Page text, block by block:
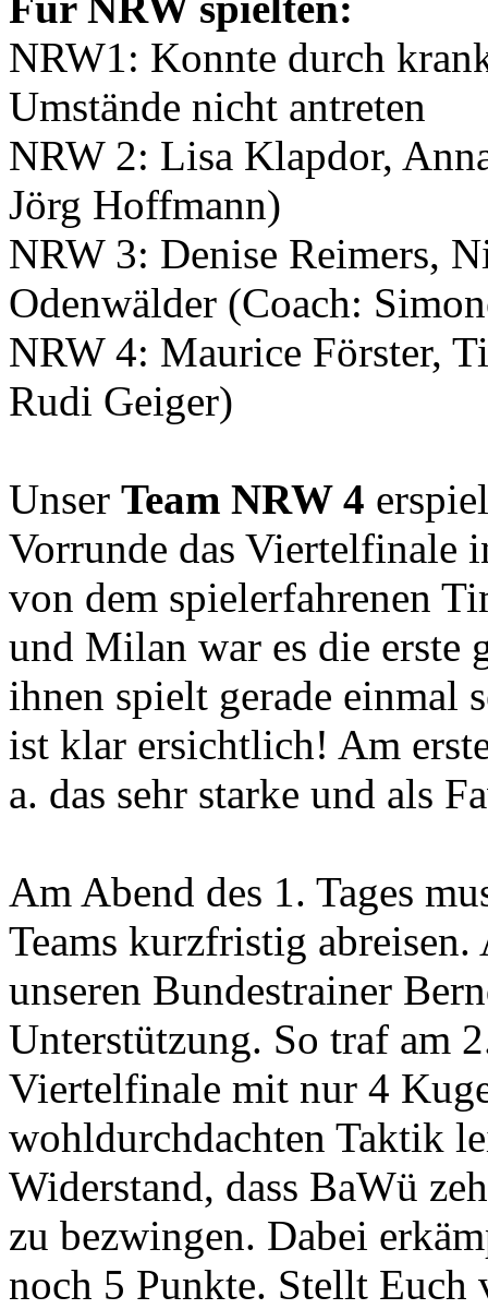
NRW1: Konnte durch
Umstände nicht antreten
NRW 2: Lisa Klapdor,
Jörg Hoffmann)
NRW 3: Denise Reimers,
Odenwälder (Coach:
NRW 4: Maurice Förster,
Rudi Geiger)
Unser Team NRW 4
Vorrunde das Viertelfinale
von dem spielerfahrenen
und Milan war es die erste
ihnen spielt gerade einmal
ist klar ersichtlich! Am
a. das sehr starke und als
Am Abend des 1. Tages
Teams kurzfristig
unseren Bundestrainer
Unterstützung. So traf am
Viertelfinale mit nur 4
wohldurchdachten Taktik
Widerstand, dass BaWü
zu bezwingen. Dabei
noch 5 Punkte. Stellt Euch